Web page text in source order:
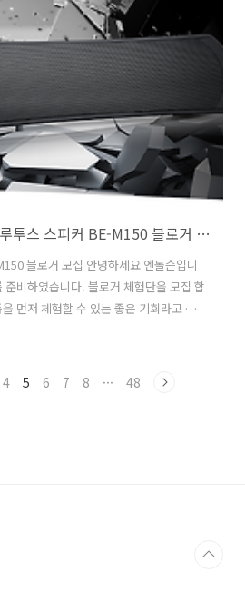
치제공 신제품을 미리 체험할 당첨자는
유청*(9400)박정*(9410)박승*(3502)이
고안*(4981)권세*(0627)이기*
체험단모집 - 브리츠 블루투스 스피커 BE-M150 블로거 모집
블로거 모집 안녕하세요 엔돌슨입니
비하였습니다. 블로거 체험단을 모집 합
먼저 체험할 수 있는 좋은 기회라고 생
분들에게도 좋은 이벤트라고 생각됩니
루투스 스피커 BE-M150 의 특별함은?1.
4 5 6 7 8 ··· 48